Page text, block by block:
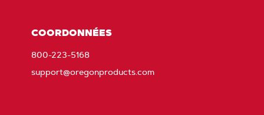
COORDONNÉES
800-223-5168
support@oregonproducts.com